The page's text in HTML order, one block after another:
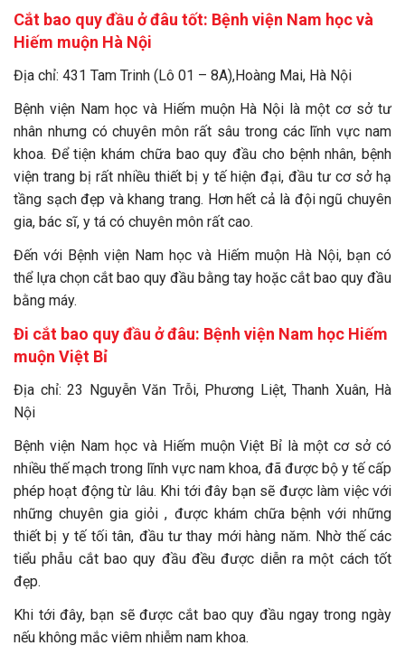
Cắt bao quy đầu ở đâu tốt: Bệnh viện Nam học và
Hiếm muộn Hà Nội
Địa chỉ: 431 Tam Trinh (Lô 01 – 8A),Hoàng Mai, Hà Nội
Bệnh viện Nam học và Hiếm muộn Hà Nội là một cơ sở tư
nhân nhưng có chuyên môn rất sâu trong các lĩnh vực nam
khoa. Để tiện khám chữa bao quy đầu cho bệnh nhân, bệnh
viện trang bị rất nhiều thiết bị y tế hiện đại, đầu tư cơ sở hạ
tầng sạch đẹp và khang trang. Hơn hết cả là đội ngũ chuyên
gia, bác sĩ, y tá có chuyên môn rất cao.
Đến với Bệnh viện Nam học và Hiếm muộn Hà Nội, bạn có
thể lựa chọn cắt bao quy đầu bằng tay hoặc cắt bao quy đầu
bằng máy.
Đi cắt bao quy đầu ở đâu: Bệnh viện Nam học Hiếm
muộn Việt Bỉ
Địa chỉ: 23 Nguyễn Văn Trỗi, Phương Liệt, Thanh Xuân, Hà
Nội
Bệnh viện Nam học và Hiếm muộn Việt Bỉ là một cơ sở có
nhiều thế mạch trong lĩnh vực nam khoa, đã được bộ y tế cấp
phép hoạt động từ lâu. Khi tới đây bạn sẽ được làm việc với
những chuyên gia giỏi , được khám chữa bệnh với những
thiết bị y tế tối tân, đầu tư thay mới hàng năm. Nhờ thế các
tiểu phẫu cắt bao quy đầu đều được diễn ra một cách tốt
đẹp.
Khi tới đây, bạn sẽ được cắt bao quy đầu ngay trong ngày
nếu không mắc viêm nhiễm nam khoa.